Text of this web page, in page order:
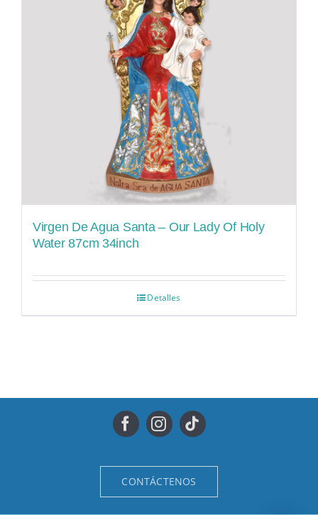
Virgen De Agua Santa – Our Lady Of Holy
Water 87cm 34inch
Detalles
CONTÁCTENOS